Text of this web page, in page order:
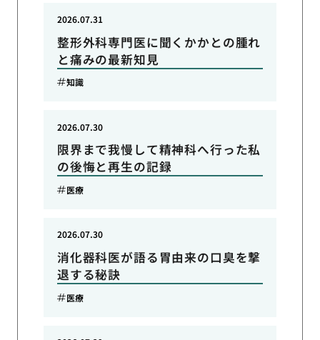
整形外科専門医に聞くかかとの腫れ
と痛みの最新知見
2026.07.31
知識
限界まで我慢して精神科へ行った私
の後悔と再生の記録
2026.07.30
医療
消化器科医が語る胃由来の口臭を撃
退する秘訣
2026.07.30
医療